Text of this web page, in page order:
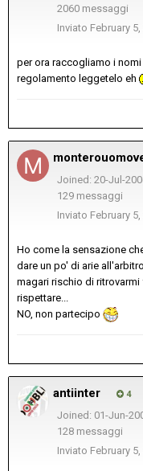
2060 messaggi
Inviato February
per ora raccogliamo i
regolamento leggetelo eh
Joined: 20-Jul-
129 messaggi
Inviato February
Ho come la sensazione
dare un po' di arie
magari rischio di
rispettare...
NO, non partecipo
antiinter 4
Joined: 01-Jun-
128 messaggi
Inviato February